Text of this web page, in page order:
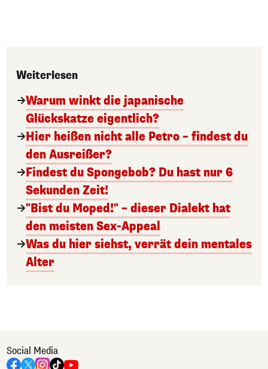
Weiterlesen
Warum winkt die japanische
Glückskatze eigentlich?
Hier heißen nicht alle Petro – findest du
den Ausreißer?
Findest du Spongebob? Du hast nur 6
Sekunden Zeit!
"Bist du Moped!" – dieser Dialekt hat
den meisten Sex-Appeal
Was du hier siehst, verrät dein mentales
Alter
Social Media